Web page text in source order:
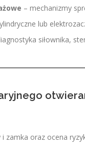
– mechanizmy
lub
siłownika,
zamka oraz ocena